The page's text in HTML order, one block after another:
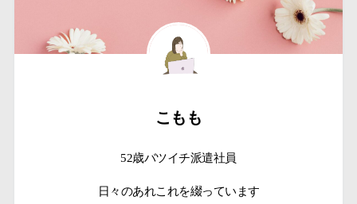
こもも
52歳バツイチ派遣社員
日々のあれこれを綴っています